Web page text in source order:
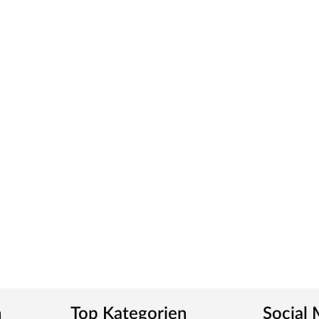
somit sehr robust und verleiht der Tür ein
Top Kategorien Social